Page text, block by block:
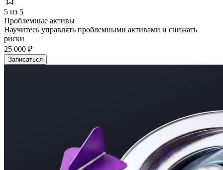
5 из 5
Проблемные активы
Научитесь управлять проблемными активами и снижать
риски
25 000 ₽
Записаться